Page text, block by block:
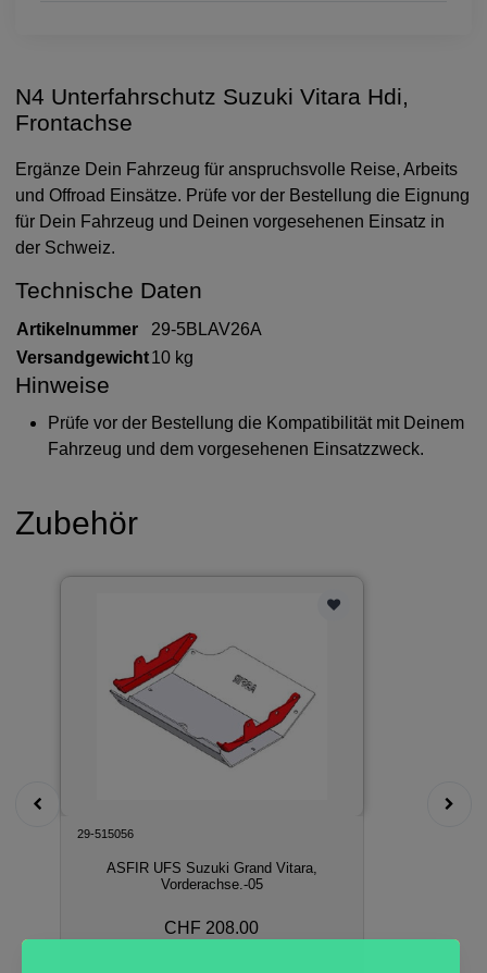
N4 Unterfahrschutz Suzuki Vitara Hdi,
Frontachse
Ergänze Dein Fahrzeug für anspruchsvolle Reise, Arbeits
und Offroad Einsätze. Prüfe vor der Bestellung die Eignung
für Dein Fahrzeug und Deinen vorgesehenen Einsatz in
der Schweiz.
Technische Daten
Artikelnummer
29-5BLAV26A
Versandgewicht10 kg
Hinweise
Prüfe vor der Bestellung die Kompatibilität mit Deinem
Fahrzeug und dem vorgesehenen Einsatzzweck.
Zubehör
29-515056
ASFIR UFS Suzuki Grand Vitara,
Vorderachse.-05
CHF 208.00